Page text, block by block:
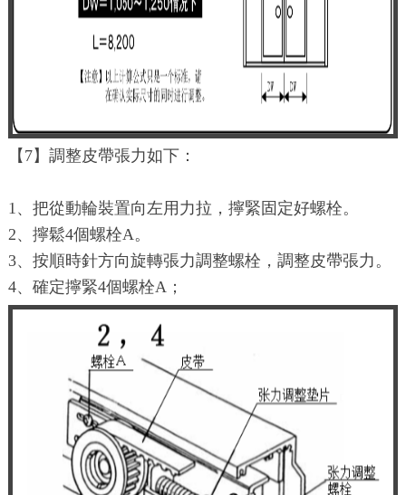
【7】調整皮帶張力如下：
1、把從動輪裝置向左用力拉，擰緊固定好螺栓。
2、擰鬆4個螺栓A。
3、按順時針方向旋轉張力調整螺栓，調整皮帶張力。
4、確定擰緊4個螺栓A；